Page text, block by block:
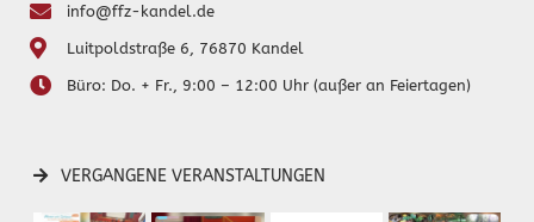
info@ffz-kandel.de
Luitpoldstraße 6, 76870 Kandel
Büro: Do. + Fr., 9:00 – 12:00 Uhr (außer an Feiertagen)
VERGANGENE VERANSTALTUNGEN